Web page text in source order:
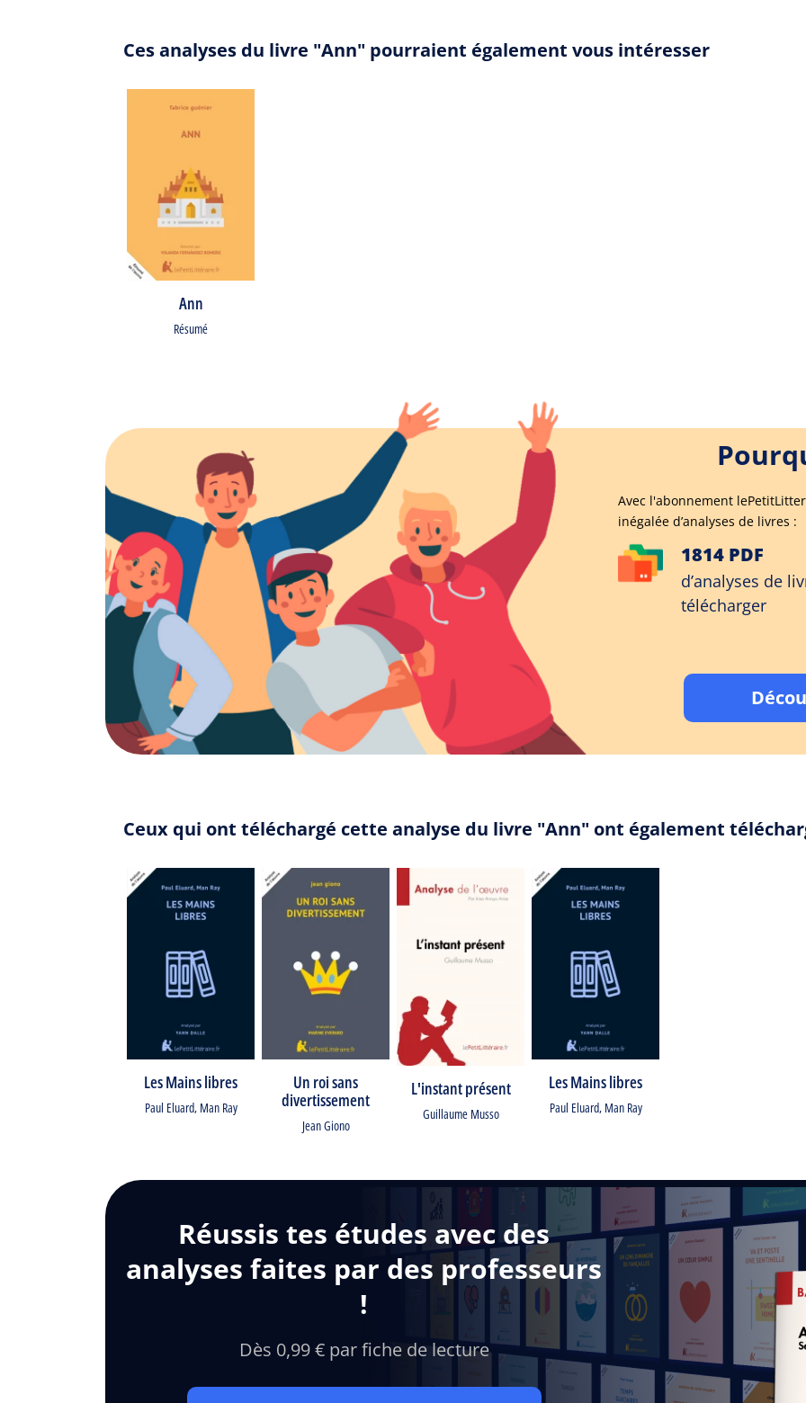
Ces analyses du livre "Ann" pourraient également vous intéresser
Ann
Résumé
Avec l'abonnement
inégalée d’analyses de livres :
1814 PDF
d’analyses de
télécharger
Ceux qui ont téléchargé cette analyse du livre "Ann" ont également
Les Mains libres
Paul Eluard, Man Ray
Un roi sans
divertissement
Jean Giono
L'instant présent
Guillaume Musso
Les Mains libres
Paul Eluard, Man Ray
Réussis tes études avec des
analyses faites par des professeurs
!
Dès 0,99 € par fiche de lecture